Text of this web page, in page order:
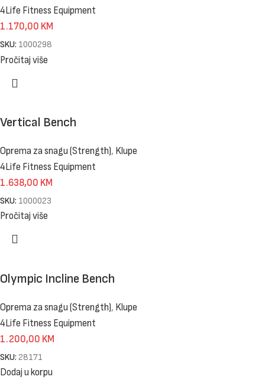
4Life Fitness Equipment
1.170,00 KM
SKU: 1000298
Pročitaj više
Vertical Bench
Oprema za snagu (Strength), Klupe
4Life Fitness Equipment
1.638,00 KM
SKU: 1000023
Pročitaj više
Olympic Incline Bench
Oprema za snagu (Strength), Klupe
4Life Fitness Equipment
1.200,00 KM
SKU: 28171
Dodaj u korpu